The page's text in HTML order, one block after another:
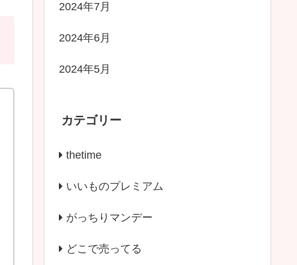
2024年7月
2024年6月
2024年5月
カテゴリー
thetime
いいものプレミアム
がっちりマンデー
どこで売ってる